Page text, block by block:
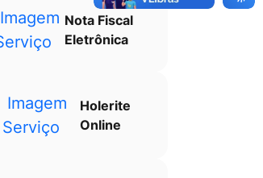
Nota Fiscal
Eletrônica
Holerite
Online